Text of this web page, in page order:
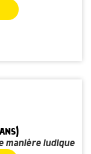
manière ludique